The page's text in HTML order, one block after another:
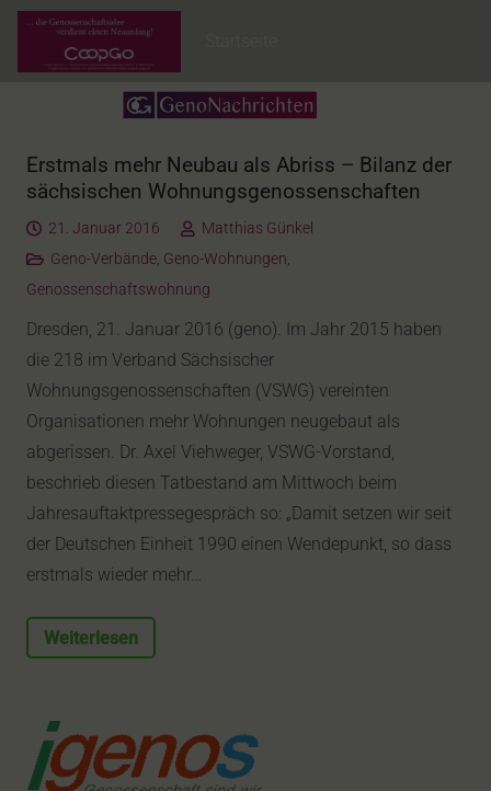
Erstmals mehr Neubau als Abriss – Bilanz der
sächsischen Wohnungsgenossenschaften
21. Januar 2016
Matthias Günkel
Geno-Verbände, Geno-Wohnungen,
Genossenschaftswohnung
Dresden, 21. Januar 2016 (geno). Im Jahr 2015 haben
die 218 im Verband Sächsischer
Wohnungsgenossenschaften (VSWG) vereinten
Organisationen mehr Wohnungen neugebaut als
abgerissen. Dr. Axel Viehweger, VSWG-Vorstand,
beschrieb diesen Tatbestand am Mittwoch beim
Jahresauftaktpressegespräch so: „Damit setzen wir seit
der Deutschen Einheit 1990 einen Wendepunkt, so dass
erstmals wieder mehr…
Weiterlesen